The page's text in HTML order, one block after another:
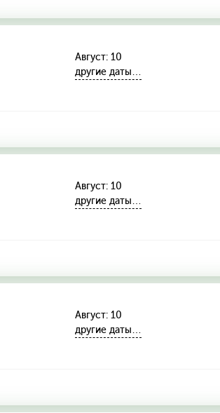
Август: 10
другие даты…
Август: 10
другие даты…
Август: 10
другие даты…